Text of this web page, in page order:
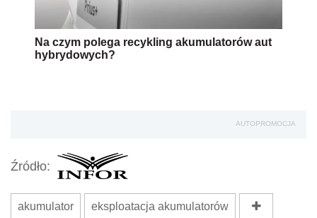
Na czym polega recykling akumulatorów aut
hybrydowych?
AUTOPROMOCJA
Źródło:
akumulator eksploatacja akumulatorów